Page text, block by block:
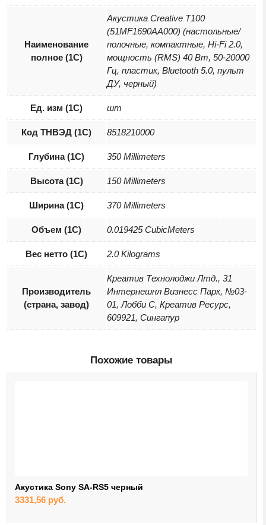
Наименование
полное (1С)
Акустика Creative T100
(51MF1690AA000) (настольные/
полочные, компактные, Hi-Fi 2.0,
мощность (RMS) 40 Вт, 50-20000
Гц, пластик, Bluetooth 5.0, пульт
ДУ, черный)
Ед. изм (1С) шт
Код ТНВЭД (1С) 8518210000
Глубина (1С) 350 Millimeters
Высота (1С) 150 Millimeters
Ширина (1С) 370 Millimeters
Объем (1С) 0.019425 CubicMeters
Вес нетто (1С) 2.0 Kilograms
Производитель
(страна, завод)
Креатив Технолоджи Лтд., 31
Интернешнл Визнесс Парк, №03-
01, Лобби С, Креатив Ресурс,
609921, Сингапур
Похожие товары
Акустика Sony SA-RS5 черный
3331,56 руб.